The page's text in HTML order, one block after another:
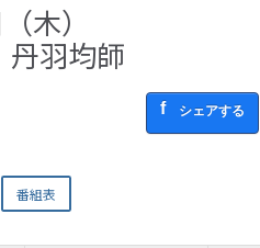
木）
丹羽均師
シェアする